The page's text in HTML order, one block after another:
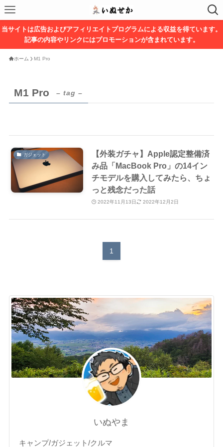
当サイトは広告およびアフィリエイトプログラムによる収益を得ています。
記事の内容やリンクにはプロモーションが含まれています。
ホーム M1 Pro
M1 Pro – tag –
ガジェット
【外装ガチャ】Apple認定整備済
み品「MacBook Pro」の14イン
チモデルを購入してみたら、ちょ
っと残念だった話
2022年11月13日 2022年12月2日
1
いぬやま
キャンプ/ガジェット/クルマ